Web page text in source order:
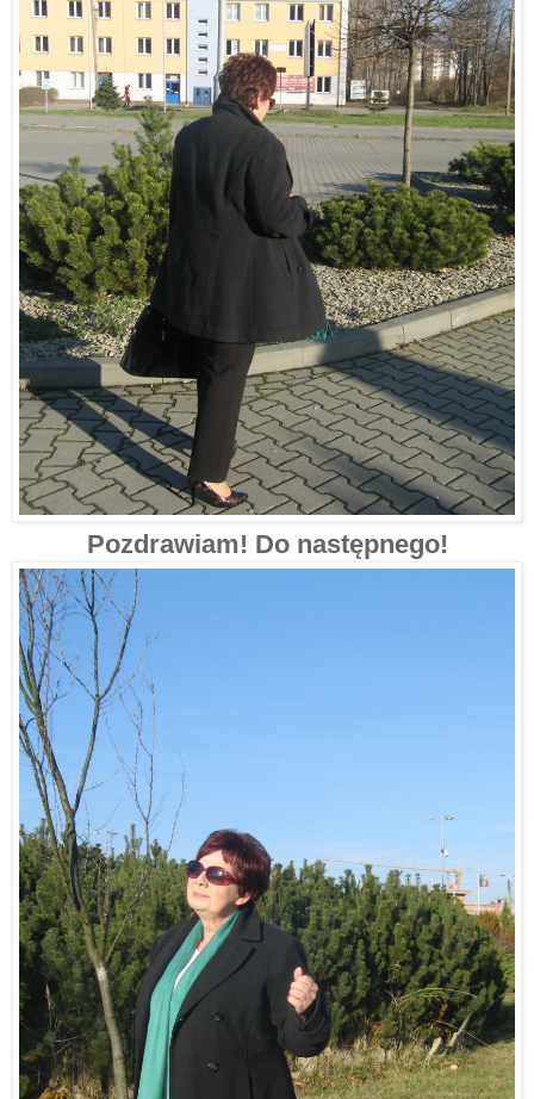
Pozdrawiam! Do następnego!